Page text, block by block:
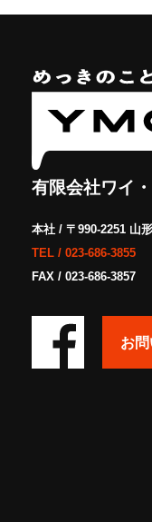
有限会社ワイ
本社 / 〒990-2251 山
TEL / 023-686-3855
FAX / 023-686-3857
お